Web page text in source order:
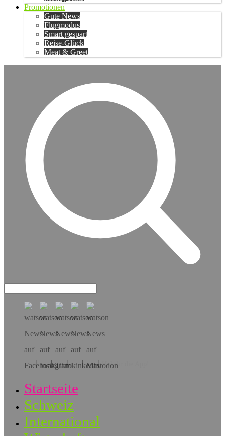
Promotionen
Gute News
Flugmodus
Smart gespart
Reise-Glück
Meat & Greet
Hol dir die App!
Startseite
Schweiz
International